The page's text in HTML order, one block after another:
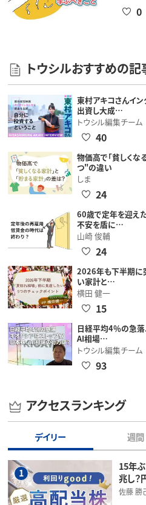
0
トウシルおすすめの記
東村アキコさんイ
出資し大成…
トウシル編集チーム
40
物価高で「貧しくな
つ"の違い
しま
24
60歳で定年を迎え
不安を盾に…
山崎 俊輔
24
2026年も下半期に
い家計と…
横田 健一
15
日経平均4％の急落
AI相場…
トウシル編集チーム
93
アクセスランキング
デイリー 週間
1
15年
兆し
佐藤 勝